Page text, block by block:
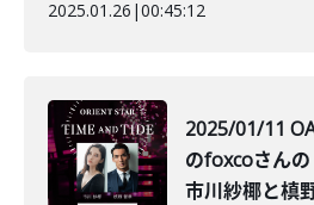
2025.01.26 |00:45:12
2025/01/11
のfoxcoさん
市川紗椰と槙